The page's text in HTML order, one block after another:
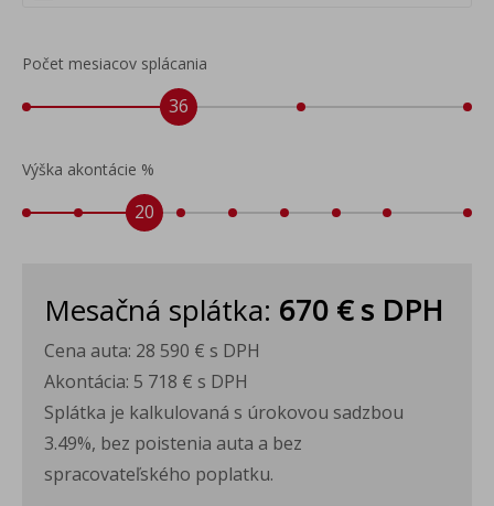
Počet mesiacov splácania
36
Výška akontácie %
20
Mesačná splátka: 670 €s DPH
Cena auta: 28 590 € s DPH
Akontácia: 5 718 € s DPH
Splátka je kalkulovaná s úrokovou sadzbou
3.49%, bez poistenia auta a bez
spracovateľského poplatku.